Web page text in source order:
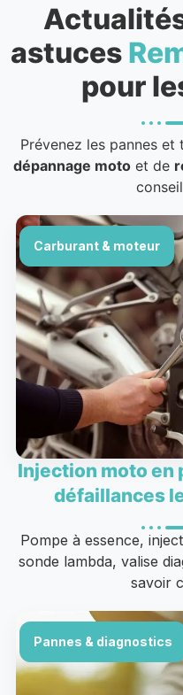
astuces
pour
Prévenez les pannes
dépannage motoet de
Carburant & moteur
Injection moto en
défaillances
Pompe à essence,
sonde lambda, valise
savoir
Pannes & diagnostics